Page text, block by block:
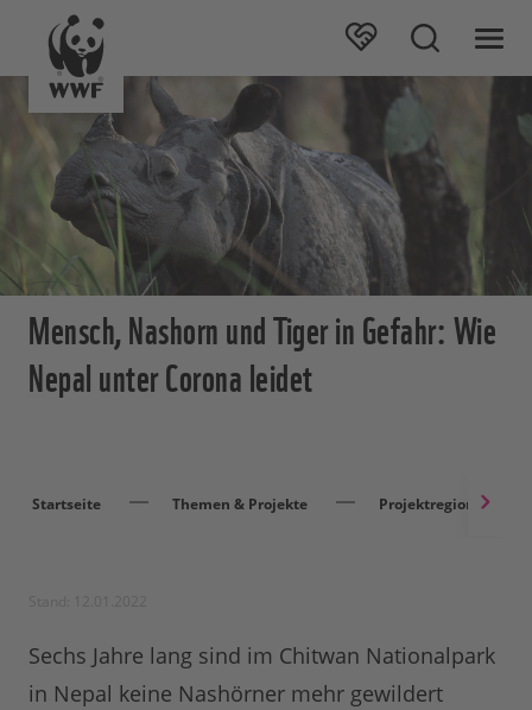
Mensch, Nashorn und Tiger in Gefahr: Wie
Nepal unter Corona leidet
Startseite Themen & Projekte Projektregionen
Sechs Jahre lang sind im Chitwan Nationalpark
in Nepal keine Nashörner mehr gewildert